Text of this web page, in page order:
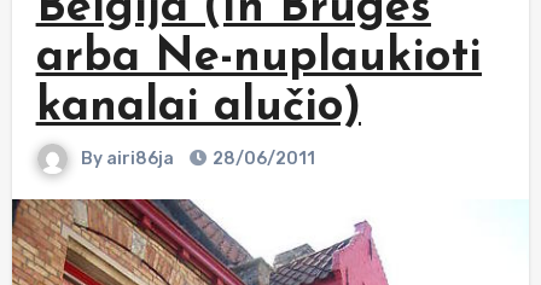
arba Ne-nuplaukioti
kanalai alučio)
By airi86ja 28/06/2011